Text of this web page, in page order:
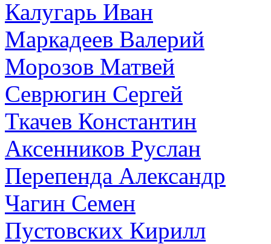
Калугарь Иван
Маркадеев Валерий
Морозов Матвей
Севрюгин Сергей
Ткачев Константин
Аксенников Руслан
Перепенда Александр
Чагин Семен
Пустовских Кирилл